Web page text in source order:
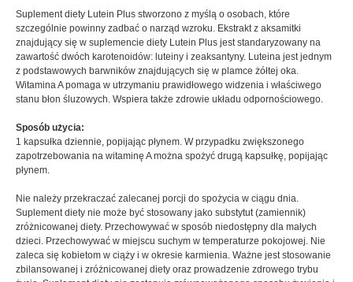
Suplement diety Lutein Plus stworzono z myślą o osobach, które
szczególnie powinny zadbać o narząd wzroku. Ekstrakt z aksamitki
znajdujący się w suplemencie diety Lutein Plus jest standaryzowany na
zawartość dwóch karotenoidów: luteiny i zeaksantyny. Luteina jest jednym
z podstawowych barwników znajdujących się w plamce żółtej oka.
Witamina A pomaga w utrzymaniu prawidłowego widzenia i właściwego
stanu błon śluzowych. Wspiera także zdrowie układu odpornościowego.
Sposób użycia:
1 kapsułka dziennie, popijając płynem. W przypadku zwiększonego
zapotrzebowania na witaminę A można spożyć drugą kapsułkę, popijając
płynem.
Nie należy przekraczać zalecanej porcji do spożycia w ciągu dnia.
Suplement diety nie może być stosowany jako substytut (zamiennik)
zróżnicowanej diety. Przechowywać w sposób niedostępny dla małych
dzieci. Przechowywać w miejscu suchym w temperaturze pokojowej. Nie
zaleca się kobietom w ciąży i w okresie karmienia. Ważne jest stosowanie
zbilansowanej i zróżnicowanej diety oraz prowadzenie zdrowego trybu